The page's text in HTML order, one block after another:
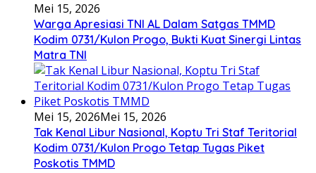
Mei 15, 2026
Warga Apresiasi TNI AL Dalam Satgas TMMD
Kodim 0731/Kulon Progo, Bukti Kuat Sinergi Lintas
Matra TNI
Mei 15, 2026Mei 15, 2026
Tak Kenal Libur Nasional, Koptu Tri Staf Teritorial
Kodim 0731/Kulon Progo Tetap Tugas Piket
Poskotis TMMD